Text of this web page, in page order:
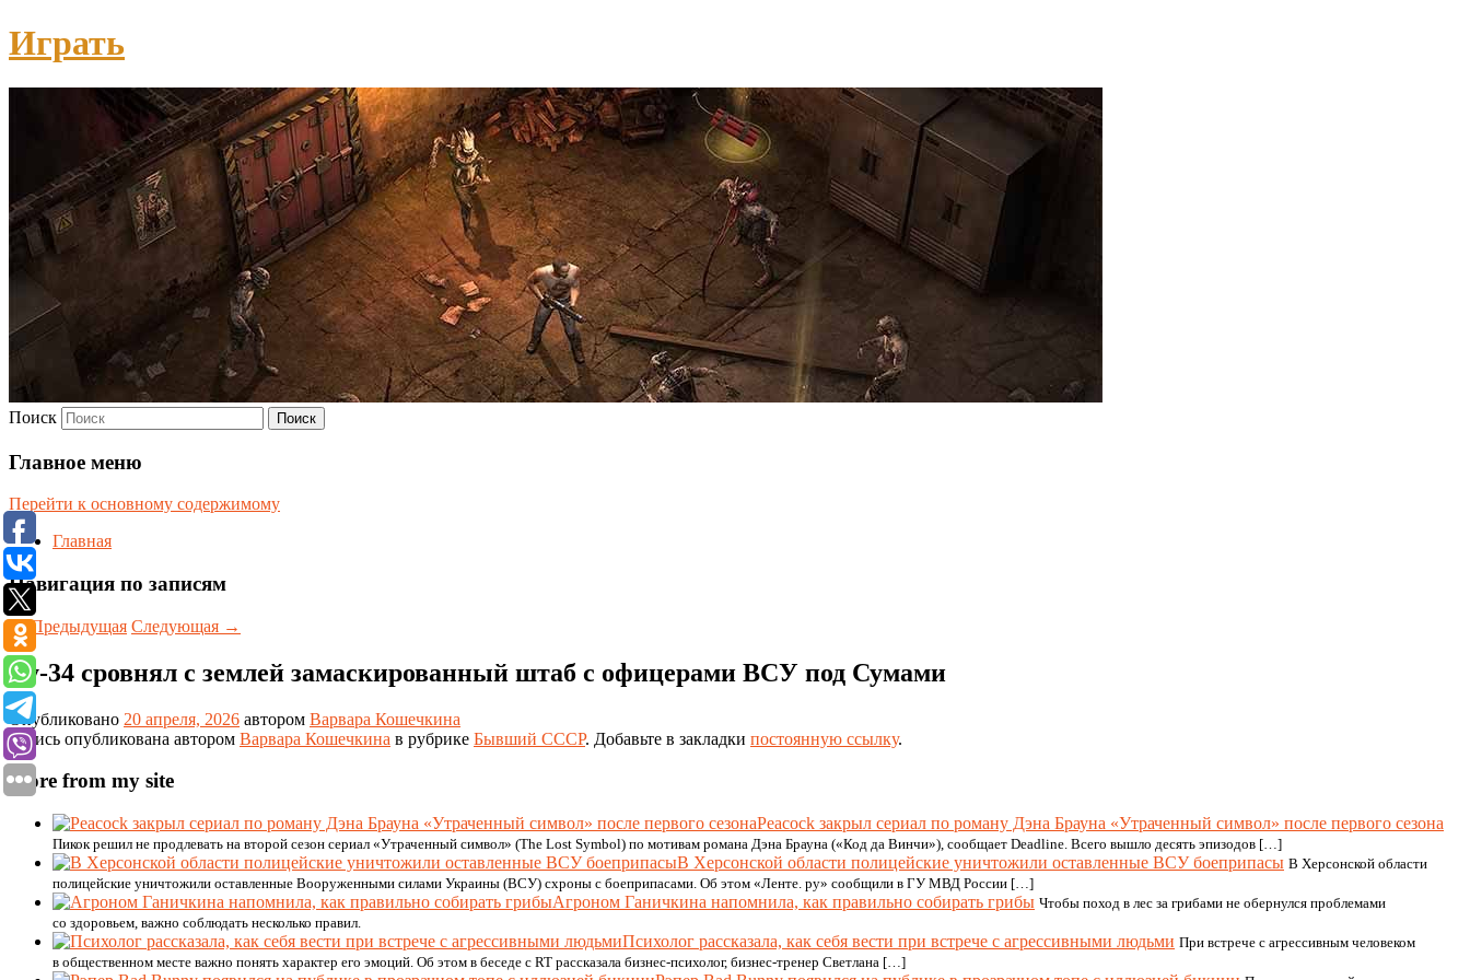
Играть
Поиск
Главное меню
Перейти к основному содержимому
Главная
Навигация по записям
←Предыдущая Следующая →
Су-34 сровнял с землей замаскированный штаб с офицерами ВСУ под Сумами
Опубликовано 20 апреля, 2026 автором Варвара Кошечкина
Запись опубликована автором Варвара Кошечкина в рубрике Бывший СССР. Добавьте в закладки постоянную ссылку.
More from my site
Peacock закрыл сериал по роману Дэна Брауна «Утраченный символ» после первого сезона
Пикок решил не продлевать на второй сезон сериал «Утраченный символ» (The Lost Symbol) по мотивам романа Дэна Брауна («Код да Винчи»), сообщает Deadline. Всего вышло десять эпизодов […]
В Херсонской области полицейские уничтожили оставленные ВСУ боеприпасы В Херсонской области
полицейские уничтожили оставленные Вооруженными силами Украины (ВСУ) схроны с боеприпасами. Об этом «Ленте. ру» сообщили в ГУ МВД России […]
Агроном Ганичкина напомнила, как правильно собирать грибы Чтобы поход в лес за грибами не обернулся проблемами
со здоровьем, важно соблюдать несколько правил.
Психолог рассказала, как себя вести при встрече с агрессивными людьми При встрече с агрессивным человеком
в общественном месте важно понять характер его эмоций. Об этом в беседе с RT рассказала бизнес-психолог, бизнес-тренер Светлана […]